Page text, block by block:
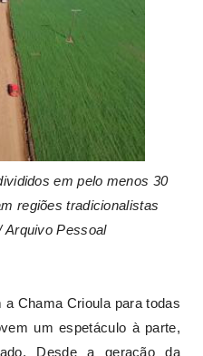
em pelo menos 30
regiões tradicionalistas
Arquivo Pessoal
Chama Crioula para todas
um espetáculo à parte,
Desde a geração da